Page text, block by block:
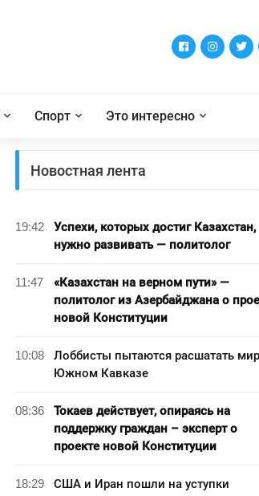
Спорт Это интересно
Новостная лента
19:42
Успехи, которых достиг Казахстан,
нужно развивать — политолог
11:47
«Казахстан на верном пути» —
политолог из Азербайджана о
новой Конституции
10:08
Лоббисты пытаются расшатать
Южном Кавказе
08:36
Токаев действует, опираясь на
поддержку граждан – эксперт о
проекте новой Конституции
18:29 США и Иран пошли на уступки